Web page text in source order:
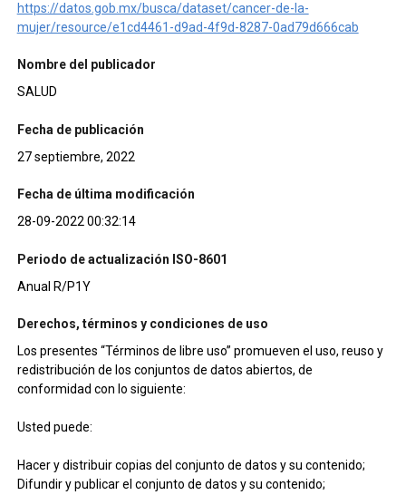
https://datos.gob.mx/busca/dataset/cancer-de-la-
mujer/resource/e1cd4461-d9ad-4f9d-8287-0ad79d666cab
Nombre del publicador
SALUD
Fecha de publicación
27 septiembre, 2022
Fecha de última modificación
28-09-2022 00:32:14
Periodo de actualización ISO-8601
Anual R/P1Y
Derechos, términos y condiciones de uso
Los presentes “Términos de libre uso” promueven el uso, reuso y
redistribución de los conjuntos de datos abiertos, de
conformidad con lo siguiente:
Usted puede:
Hacer y distribuir copias del conjunto de datos y su contenido;
Difundir y publicar el conjunto de datos y su contenido;